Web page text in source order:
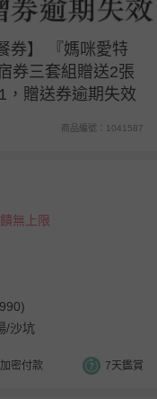
券】 『媽咪愛特
券三套組贈送2張
，贈送券逾期失效
商品編號：1041587
無上限
/沙坑
加密付款 7天鑑賞